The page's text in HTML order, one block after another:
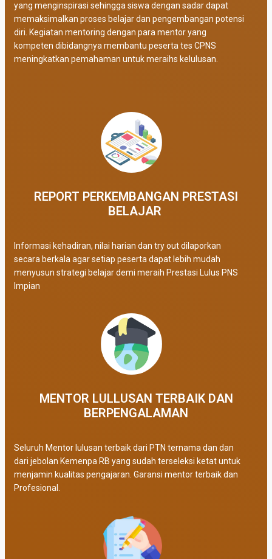
yang menginspirasi sehingga siswa dengan sadar dapat
memaksimalkan proses belajar dan pengembangan potensi
diri. Kegiatan mentoring dengan para mentor yang
kompeten dibidangnya membantu peserta tes CPNS
meningkatkan pemahaman untuk meraihs kelulusan.
REPORT PERKEMBANGAN PRESTASI
BELAJAR ​
Informasi kehadiran, nilai harian dan try out dilaporkan
secara berkala agar setiap peserta dapat lebih mudah
menyusun strategi belajar demi meraih Prestasi Lulus PNS
Impian
MENTOR LULLUSAN TERBAIK DAN
BERPENGALAMAN
Seluruh Mentor lulusan terbaik dari PTN ternama dan dan
dari jebolan Kemenpa RB yang sudah terseleksi ketat untuk
menjamin kualitas pengajaran. Garansi mentor terbaik dan
Profesional.